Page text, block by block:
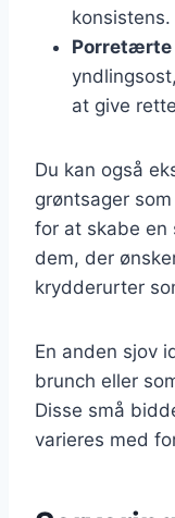
konsistens.
Porretærte
at give
Du kan også
grøntsager
for at skabe
dem, der
krydderurter
En anden sjov
brunch eller
Disse små
varieres med